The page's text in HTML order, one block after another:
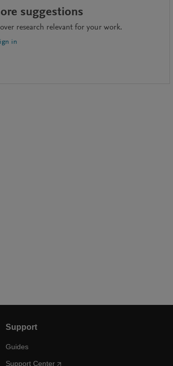
suggestions
research relevant for your work.
in
Support
Guides
Support Center